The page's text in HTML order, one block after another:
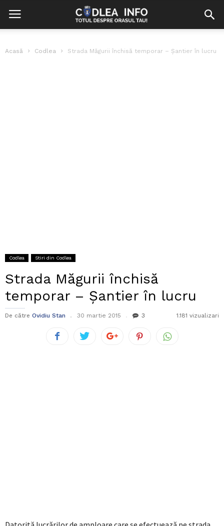
Acasă Codlea Strada Măgurii închisă temporar – Șantier în lucru
Codlea Stiri din Codlea
Strada Măgurii închisă
temporar – Șantier în lucru
De către Ovidiu Stan 30 martie 2015 3 1.181 vizualizari